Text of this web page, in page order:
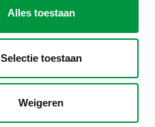
Alles toestaan
Selectie toestaan
Weigeren